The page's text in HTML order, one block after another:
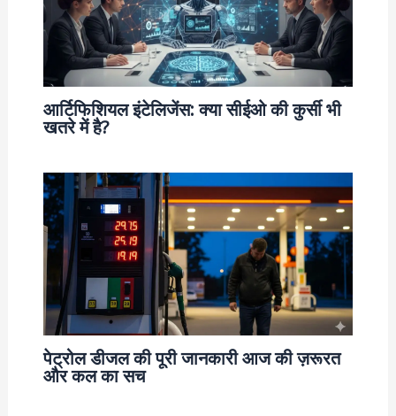
आर्टिफिशियल इंटेलिजेंस: क्या सीईओ की कुर्सी भी
खतरे में है?
पेट्रोल डीजल की पूरी जानकारी आज की ज़रूरत
और कल का सच